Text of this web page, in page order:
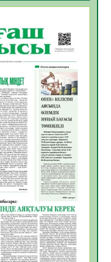
иммундау
39
35
35
полиция
қамтамасыз етті
47
ҰРПАҚ –
КЕҢЕЙТІЛГЕН